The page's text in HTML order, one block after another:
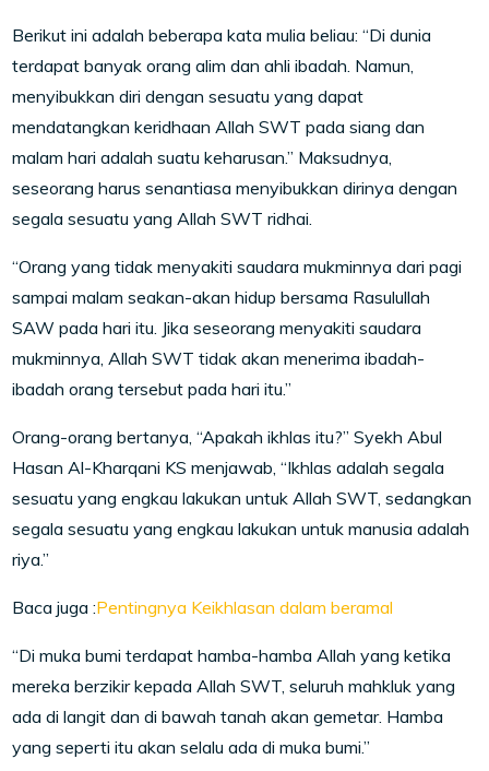
Berikut ini adalah beberapa kata mulia beliau: “Di dunia
terdapat banyak orang alim dan ahli ibadah. Namun,
menyibukkan diri dengan sesuatu yang dapat
mendatangkan keridhaan Allah SWT pada siang dan
malam hari adalah suatu keharusan.” Maksudnya,
seseorang harus senantiasa menyibukkan dirinya dengan
segala sesuatu yang Allah SWT ridhai.
“Orang yang tidak menyakiti saudara mukminnya dari pagi
sampai malam seakan-akan hidup bersama Rasulullah
SAW pada hari itu. Jika seseorang menyakiti saudara
mukminnya, Allah SWT tidak akan menerima ibadah-
ibadah orang tersebut pada hari itu.”
Orang-orang bertanya, “Apakah ikhlas itu?” Syekh Abul
Hasan Al-Kharqani KS menjawab, “Ikhlas adalah segala
sesuatu yang engkau lakukan untuk Allah SWT, sedangkan
segala sesuatu yang engkau lakukan untuk manusia adalah
riya.”
Baca juga :Pentingnya Keikhlasan dalam beramal
“Di muka bumi terdapat hamba-hamba Allah yang ketika
mereka berzikir kepada Allah SWT, seluruh mahkluk yang
ada di langit dan di bawah tanah akan gemetar. Hamba
yang seperti itu akan selalu ada di muka bumi.”